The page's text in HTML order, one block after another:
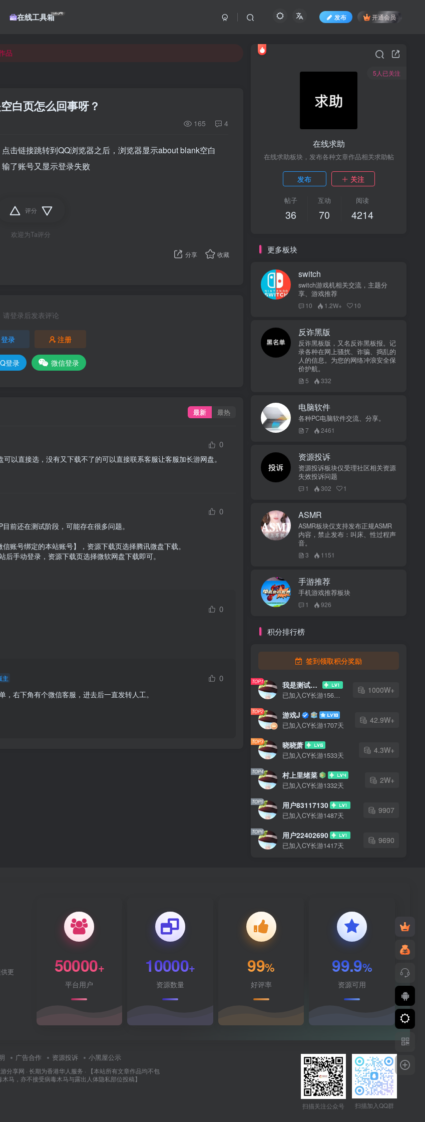
在线工具箱工具
发布 开通会员
品
品
白页怎么回事呀？
165 4
击链接跳转到QQ浏览器之后，浏览器显示about blank空白
了账号又显示登录失败
评分
欢迎为Ta评分
分享 收藏
请登录后发表评论
登录 注册
登录 微信登录
最新 最热
0
以直接选，没有又下载不了的可以直接联系客服让客服加长游网盘。
0
前还在测试阶段，可能存在很多问题。
账号绑定的本站账号】，资源下载页选择腾讯微盘下载。
手动登录，资源下载页选择微软网盘下载即可。
0
主 0
右下角有个微信客服，进去后一直发转人工。
5人已关注
在线求助
在线求助板块，发布各种文章作品相关求助帖
发布 关注
帖子
36
互动
70
阅读
4214
更多板块
switch
switch游戏机相关交流，主题分
享、游戏推荐
10 1.2W+ 10
反诈黑版
反诈黑板版，又名反诈黑板报。记
录各种在网上骚扰、诈骗、捣乱的
人的信息。为您的网络冲浪安全保
价护航。
5 332
电脑软件
各种PC电脑软件交流、分享。
7 2461
资源投诉
资源投诉板块仅受理社区相关资源
失效投诉问题
1 302 1
ASMR
ASMR板块仅支持发布正规ASMR
内容，禁止发布：叫床、性过程声
音。
3 1151
手游推荐
手机游戏推荐板块
1 926
积分排行榜
签到领取积分奖励
TOP1 我是测试大哥
已加入CY长游1568天
1000W+
TOP2 游戏J
已加入CY长游1707天
42.9W+
TOP3 晓晓萧
已加入CY长游1533天
4.3W+
TOP4 村上里绪菜
已加入CY长游1332天
2W+
TOP5 用户83117130
已加入CY长游1487天
9907
TOP6 用户22402690
已加入CY长游1417天
9690
更
50000+
平台用户
10000+
资源数量
99%
好评率
99.9%
资源可用
广告合作 资源投诉 小黑屋公示
分享网 · 长期为香港华人服务 · 【本站所有文章作品均不包
马，亦不接受病毒木马与露出人体隐私部位投稿】
扫描关注公众号 扫描加入QQ群